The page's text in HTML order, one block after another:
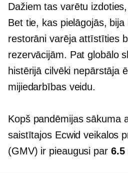
Dažiem tas varētu
Bet tie, kas pielāgojās,
restorāni varēja attīstīties
rezervācijām. Pat globālo
histērijā cilvēki nepārstāja
mijiedarbības veidu.
Kopš pandēmijas sākuma
saistītajos Ecwid veikalos
(GMV) ir pieaugusi par 6.5